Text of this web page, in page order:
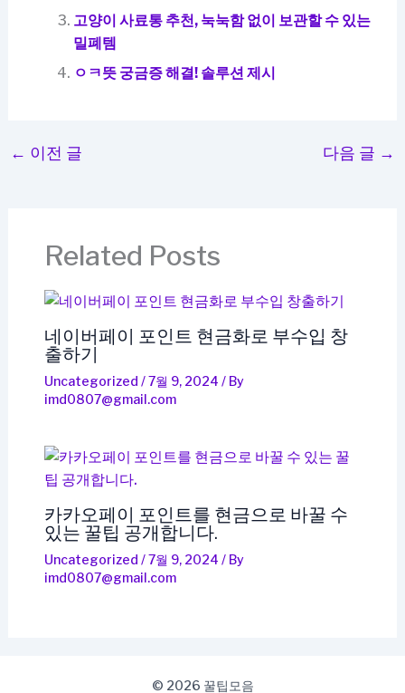
고양이 사료통 추천, 눅눅함 없이 보관할 수 있는
밀폐템
ㅇㅋ뜻 궁금증 해결! 솔루션 제시
← 이전 글 다음 글 →
Related Posts
네이버페이 포인트 현금화로 부수입 창
출하기
Uncategorized /7월 9, 2024 / By
imd0807@gmail.com
카카오페이 포인트를 현금으로 바꿀 수
있는 꿀팁 공개합니다.
Uncategorized /7월 9, 2024 / By
imd0807@gmail.com
© 2026 꿀팁모음